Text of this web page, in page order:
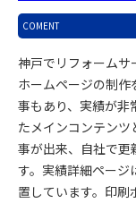
COMENT
神戸でリフォーム
ホームページの制作
事もあり、実績が非
たメインコンテンツ
事が出来、自社で更
す。 実績詳細ページ
置しています。 印刷